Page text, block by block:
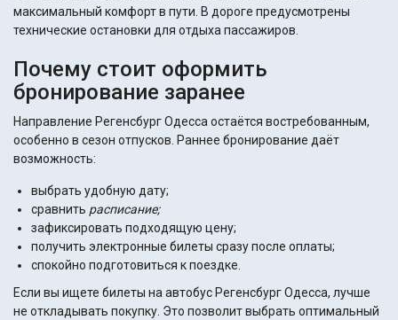
максимальный комфорт в пути. В дороге предусмотрены
технические остановки для отдыха пассажиров.
Почему стоит оформить
бронирование заранее
Направление Регенсбург Одесса остаётся востребованным,
особенно в сезон отпусков. Раннее бронирование даёт
возможность:
выбрать удобную дату;
сравнить расписание;
зафиксировать подходящую цену;
получить электронные билеты сразу после оплаты;
спокойно подготовиться к поездке.
Если вы ищете билеты на автобус Регенсбург Одесса, лучше
не откладывать покупку. Это позволит выбрать оптимальный